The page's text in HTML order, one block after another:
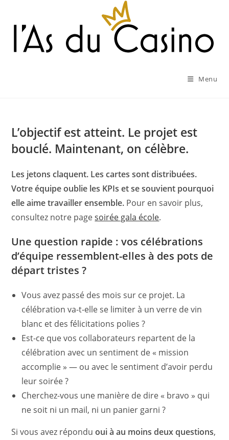
content
Menu
L’objectif est atteint. Le projet est
bouclé. Maintenant, on célèbre.
Les jetons claquent. Les cartes sont distribuées.
Votre équipe oublie les KPIs et se souvient pourquoi
elle aime travailler ensemble. Pour en savoir plus,
consultez notre pagesoirée gala école.
Une question rapide : vos célébrations
d’équipe ressemblent-elles à des pots de
départ tristes ?
Vous avez passé des mois sur ce projet. La
célébration va-t-elle se limiter à un verre de vin
blanc et des félicitations polies ?
Est-ce que vos collaborateurs repartent de la
célébration avec un sentiment de « mission
accomplie » — ou avec le sentiment d’avoir perdu
leur soirée ?
Cherchez-vous une manière de dire « bravo » qui
ne soit ni un mail, ni un panier garni ?
Si vous avez réponduoui à au moins deux questions,